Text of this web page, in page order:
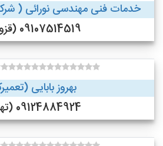
خدمات فنی مهندسی نورائی (
09107514519 (قزوین)
بهروز بابایی
09124884924 (تهران)